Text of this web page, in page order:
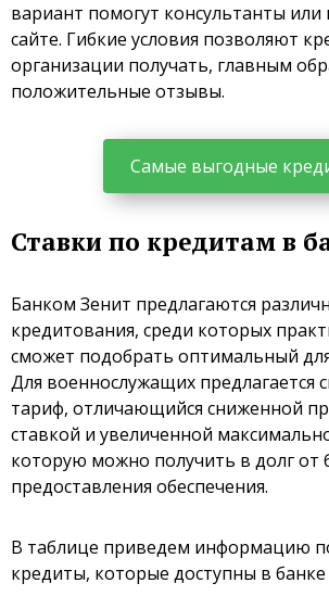
вариант помогут консультанты или
сайте. Гибкие условия позволяют
организации получать, главным
положительные отзывы.
Самые выгодные
Ставки по кредитам в
Банком Зенит предлагаются
кредитования, среди которых
сможет подобрать оптимальный
Для военнослужащих предлагается
тариф, отличающийся сниженной
ставкой и увеличенной
которую можно получить в долг от
предоставления обеспечения.
В таблице приведем информацию
кредиты, которые доступны в банке